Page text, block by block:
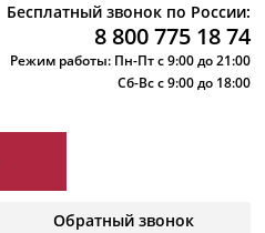
Бесплатный звонок по России:
8 800 775 18 74
Режим работы: Пн-Пт с 9:00 до 21:00
Сб-Вс с 9:00 до 18:00
Обратный звонок